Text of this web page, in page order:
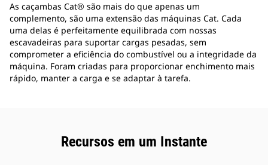
As caçambas Cat® são mais do que apenas um
complemento, são uma extensão das máquinas Cat. Cada
uma delas é perfeitamente equilibrada com nossas
escavadeiras para suportar cargas pesadas, sem
comprometer a eficiência do combustível ou a integridade da
máquina. Foram criadas para proporcionar enchimento mais
rápido, manter a carga e se adaptar à tarefa.
Recursos em um Instante